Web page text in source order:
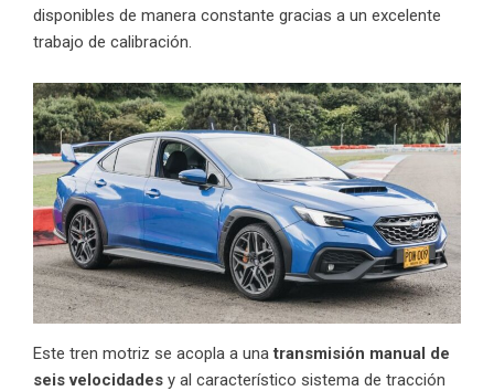
disponibles de manera constante gracias a un excelente
trabajo de calibración.
Este tren motriz se acopla a unatransmisión manual de
seis velocidades y al característico sistema de tracción